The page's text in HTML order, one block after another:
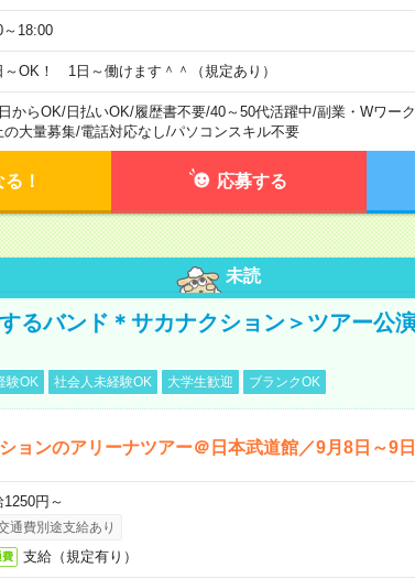
～18:00
～OK！ 1日～働けます＾＾（規定あり）
からOK/日払いOK/履歴書不要/40～50代活躍中/副業・Wワー
の大量募集/電話対応なし/パソコンスキル不要
！ 応募する
未読
るバンド＊サカナクション＞ツアー公
験OK 社会人未経験OK 大学生歓迎 ブランクOK
ョンのアリーナツアー＠日本武道館／9月8日～9日
1250円～
通費別途支給あり
費 支給（規定有り）